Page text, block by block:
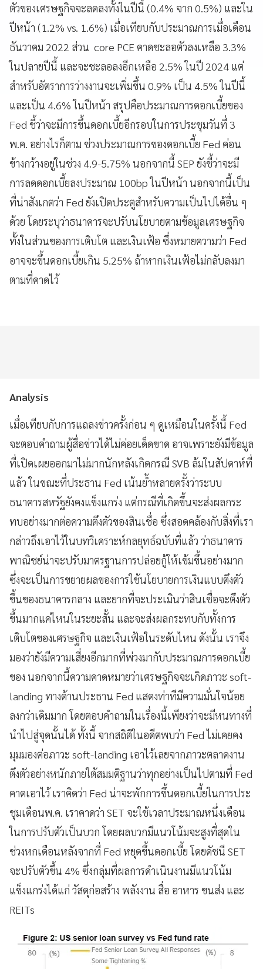
ตัวของเศรษฐกิจจะลดลงทั้งในปีนี้ (0.4% จาก 0.5%) และใน
ปีหน้า (1.2% vs. 1.6%) เมื่อเทียบกับประมาณการเมื่อเดือน
ธันวาคม 2022 ส่วน core PCE คาดชะลอตัวลงเหลือ 3.3%
ในปลายปีนี้ และจะชะลอลงอีกเหลือ 2.5% ในปี 2024 แต่
สำหรับอัตราการว่างงานจะเพิ่มขึ้น 0.9% เป็น 4.5% ในปีนี้
และเป็น 4.6% ในปีหน้า สรุปคือประมาณการดอกเบี้ยของ
Fed ชี้ว่าจะมีการขึ้นดอกเบี้ยอีกรอบในการประชุมวันที่ 3
พ.ค. อย่างไรก็ตาม ช่วงประมาณการของดอกเบี้ย Fed ค่อน
ข้างกว้างอยู่ในช่วง 4.9-5.75% นอกจากนี้ SEP ยังชี้ว่าจะมี
การลดดอกเบี้ยลงประมาณ 100bp ในปีหน้า นอกจากนี้เป็น
ที่น่าสังเกตว่า Fed ยังเปิดประตูสำหรับความเป็นไปได้อื่น ๆ
ด้วย โดยระบุว่าธนาคารจะปรับนโยบายตามข้อมูลเศรษฐกิจ
ทั้งในส่วนของการเติบโต และเงินเฟ้อ ซึ่งหมายความว่า Fed
อาจจะขึ้นดอกเบี้ยเกิน 5.25% ถ้าหากเงินเฟ้อไม่กลับลงมา
ตามที่คาดไว้
Analysis
เมื่อเทียบกับการแถลงข่าวครั้งก่อน ๆ ดูเหมือนในครั้งนี้ Fed
จะตอบคำถามผู้สื่อข่าวได้ไม่ค่อยเด็ดขาด อาจเพราะยังมีข้อมูล
ที่เปิดเผยออกมาไม่มากนักหลังเกิดกรณี SVB ล้มในสัปดาห์ที่
แล้ว ในขณะที่ประธาน Fed เน้นย้ำหลายครั้งว่าระบบ
ธนาคารสหรัฐยังคงแข็งแกร่ง แต่กรณีที่เกิดขึ้นจะส่งผลกระ
ทบอย่างมากต่อความตึงตัวของสินเชื่อ ซึ่งสอดคล้องกับสิ่งที่เรา
กล่าวถึงเอาไว้ในบทวิเคราะห์กลยุทธ์ฉบับที่แล้ว ว่าธนาคาร
พาณิชย์น่าจะปรับมาตรฐานการปล่อยกู้ให้เข้มขึ้นอย่างมาก
ซึ่งจะเป็นการขยายผลของการใช้นโยบายการเงินแบบตึงตัว
ขึ้นของธนาคารกลาง และยากที่จะประเมินว่าสินเชื่อจะตึงตัว
ขึ้นมากแค่ไหนในระยะสั้น และจะส่งผลกระทบกับทั้งการ
เติบโตของเศรษฐกิจ และเงินเฟ้อในระดับไหน ดังนั้น เราจึง
มองว่ายังมีความเสี่ยงอีกมากที่พ่วงมากับประมาณการดอกเบี้ย
ของ นอกจากนี้ความคาดหมายว่าเศรษฐกิจจะเกิดภาวะ soft-
landing ทางด้านประธาน Fed แสดงท่าทีมีความมั่นใจน้อย
ลงกว่าเดิมมาก โดยตอบคำถามในเรื่องนี้เพียงว่าจะมีหนทางที่
นำไปสู่จุดนั้นได้ ทั้งนี้ จากสถิติในอดีตพบว่า Fed ไม่เคยคง
มุมมองต่อภาวะ soft-landing เอาไว้เลยจากภาวะตลาดงาน
ตึงตัวอย่างหนักภายใต้สมมติฐานว่าทุกอย่างเป็นไปตามที่ Fed
คาดเอาไว้ เราคิดว่า Fed น่าจะพักการขึ้นดอกเบี้ยในการประ
ชุมเดือนพ.ค. เราคาดว่า SET จะใช้เวลาประมาณหนึ่งเดือน
ในการปรับตัวเป็นบวก โดยผลบวกมีแนวโน้มจะสูงที่สุดใน
ช่วงหกเดือนหลังจากที่ Fed หยุดขึ้นดอกเบี้ย โดยดัชนี SET
จะปรับตัวขึ้น 4% ซึ่งกลุ่มที่ผลการดำเนินงานมีแนวโน้ม
แข็งแกร่งได้แก่ วัสดุก่อสร้าง พลังงาน สื่อ อาหาร ขนส่ง และ
REITs